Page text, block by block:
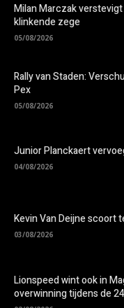
Milan Marczak
klinkende zege
05/08/2026
Rally van Staden:
Pex
05/08/2026
Junior Planckaert
04/08/2026
Kevin Van Deijne scoort
03/08/2026
Lionspeed wint ook in
overwinning tijdens de